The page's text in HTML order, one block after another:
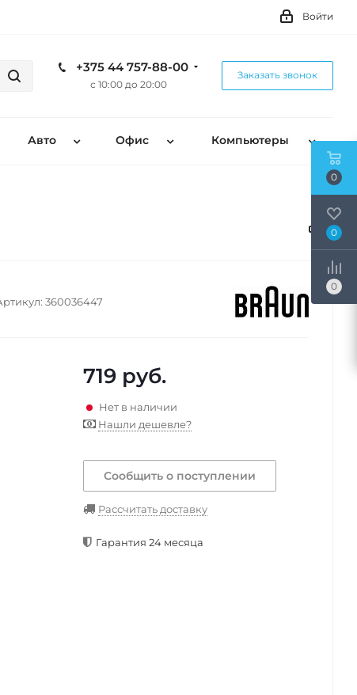
Войти
+375 44 757-88-00
с 10:00 до 20:00
Заказать звонок
Авто Офис Компьютеры
360036447
719 руб.
Нет в наличии
Нашли дешевле?
Сообщить о поступлении
Рассчитать доставку
Гарантия 24 месяца
0
0
0